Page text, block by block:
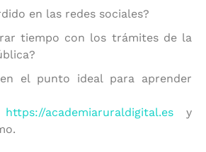
en las redes sociales?
tiempo con los trámites de la
en el punto ideal para aprender
https://academiaruraldigital.esy